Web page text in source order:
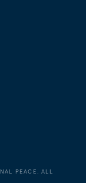
PEACE. ALL